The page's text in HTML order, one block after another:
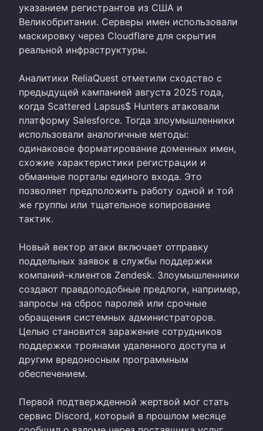
указанием регистрантов из США и
Великобритании. Серверы имен использовали
маскировку через Cloudflare для скрытия
реальной инфраструктуры.
Аналитики ReliaQuest отметили сходство с
предыдущей кампанией августа 2025 года,
когда Scattered Lapsus$ Hunters атаковали
платформу Salesforce. Тогда злоумышленники
использовали аналогичные методы:
одинаковое форматирование доменных имен,
схожие характеристики регистрации и
обманные порталы единого входа. Это
позволяет предположить работу одной и той
же группы или тщательное копирование
тактик.
Новый вектор атаки включает отправку
поддельных заявок в службы поддержки
компаний-клиентов Zendesk. Злоумышленники
создают правдоподобные предлоги, например,
запросы на сброс паролей или срочные
обращения системных администраторов.
Целью становится заражение сотрудников
поддержки троянами удаленного доступа и
другим вредоносным программным
обеспечением.
Первой подтвержденной жертвой мог стать
сервис Discord, который в прошлом месяце